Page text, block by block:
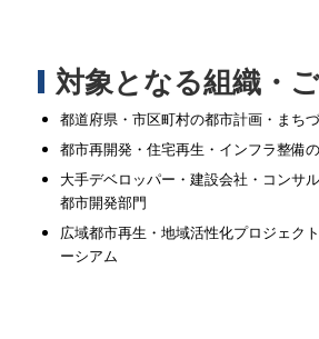
対象となる組織・
都道府県・市区町村の都市計画・まち
都市再開発・住宅再生・インフラ整備
大手デベロッパー・建設会社・コンサ
都市開発部門
広域都市再生・地域活性化プロジェク
ーシアム